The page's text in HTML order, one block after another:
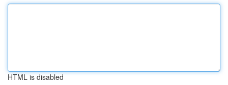
HTML is disabled